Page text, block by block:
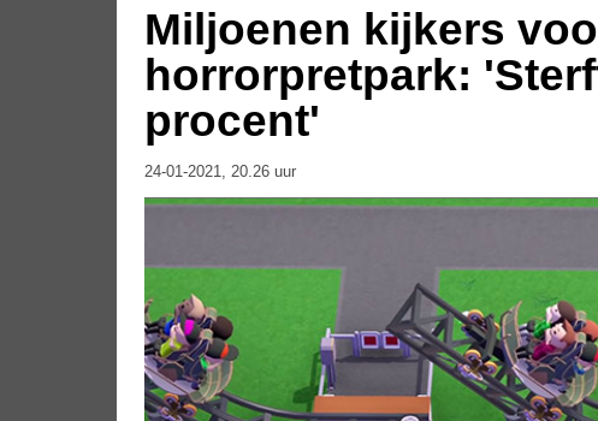
Miljoenen kijkers
horrorpretpark:
procent'
24-01-2021, 20.26 uur